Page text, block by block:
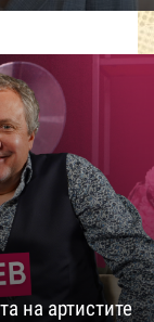
на артистите